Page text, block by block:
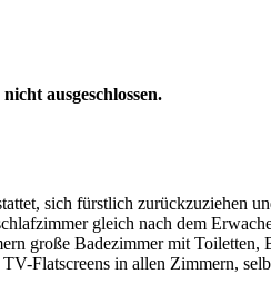
ausgeschlossen.
sich fürstlich zurückzuziehen
gleich nach dem
große Badezimmer mit
Flatscreens in allen Zimmern,